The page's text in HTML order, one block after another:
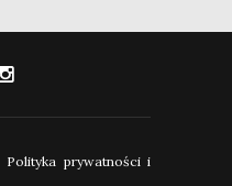
Polityka prywatności i